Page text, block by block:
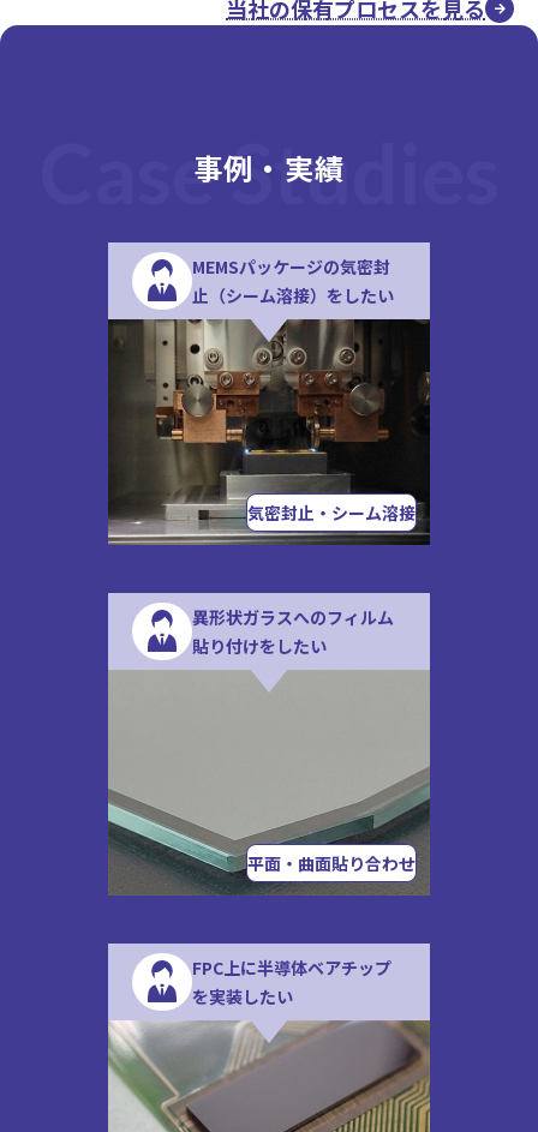
当社の保有プロセスを見る
Case Studies
事例・実績
MEMSパッケージの気密封
止（シーム溶接）をしたい
気密封止・シーム溶接
異形状ガラスへのフィルム
貼り付けをしたい
平面・曲面貼り合わせ
FPC上に半導体ベアチップ
を実装したい